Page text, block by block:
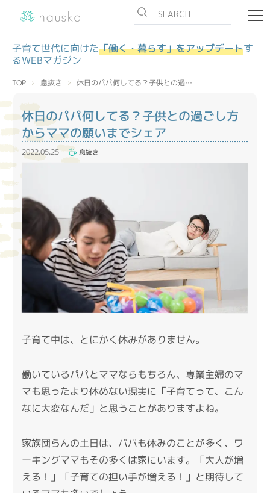
子育て世代に向けた「働く・暮らす」をアップデートす
るWEBマガジン
TOP 息抜き 休日のパパ何してる？子供との過…
休日のパパ何してる？子供との過ごし方
からママの願いまでシェア
2022.05.25 息抜き
子育て中は、とにかく休みがありません。
働いているパパとママならもちろん、専業主婦のマ
マも思ったより休めない現実に「子育てって、こん
なに大変なんだ」と思うことがありますよね。
家族団らんの土日は、パパも休みのことが多く、ワ
ーキングママもその多くは家にいます。「大人が増
える！」「子育ての担い手が増える！」と期待して